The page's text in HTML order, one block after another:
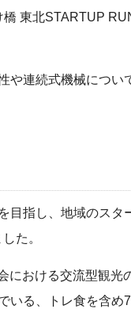
東北STARTUP
連続式機械につ
指し、地域のスタ
た。
おける交流型観光
いる、トレ食を含